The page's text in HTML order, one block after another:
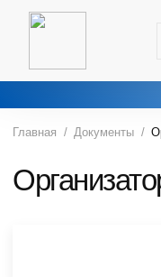
Главная Документы